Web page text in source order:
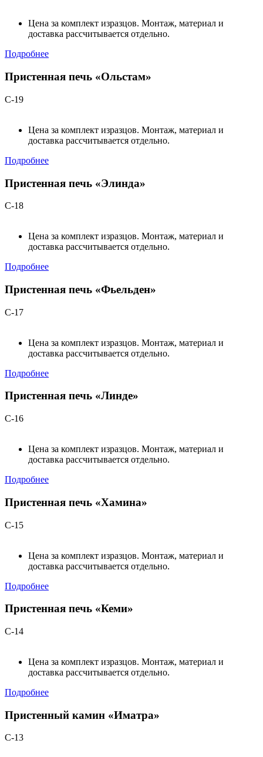
Цена за комплект изразцов. Монтаж, материал и
доставка рассчитывается отдельно.
Подробнее
Пристенная печь «Ольстам»
С-19
Цена за комплект изразцов. Монтаж, материал и
доставка рассчитывается отдельно.
Подробнее
Пристенная печь «Элинда»
С-18
Цена за комплект изразцов. Монтаж, материал и
доставка рассчитывается отдельно.
Подробнее
Пристенная печь «Фьельден»
С-17
Цена за комплект изразцов. Монтаж, материал и
доставка рассчитывается отдельно.
Подробнее
Пристенная печь «Линде»
С-16
Цена за комплект изразцов. Монтаж, материал и
доставка рассчитывается отдельно.
Подробнее
Пристенная печь «Хамина»
С-15
Цена за комплект изразцов. Монтаж, материал и
доставка рассчитывается отдельно.
Подробнее
Пристенная печь «Кеми»
С-14
Цена за комплект изразцов. Монтаж, материал и
доставка рассчитывается отдельно.
Подробнее
Пристенный камин «Иматра»
С-13